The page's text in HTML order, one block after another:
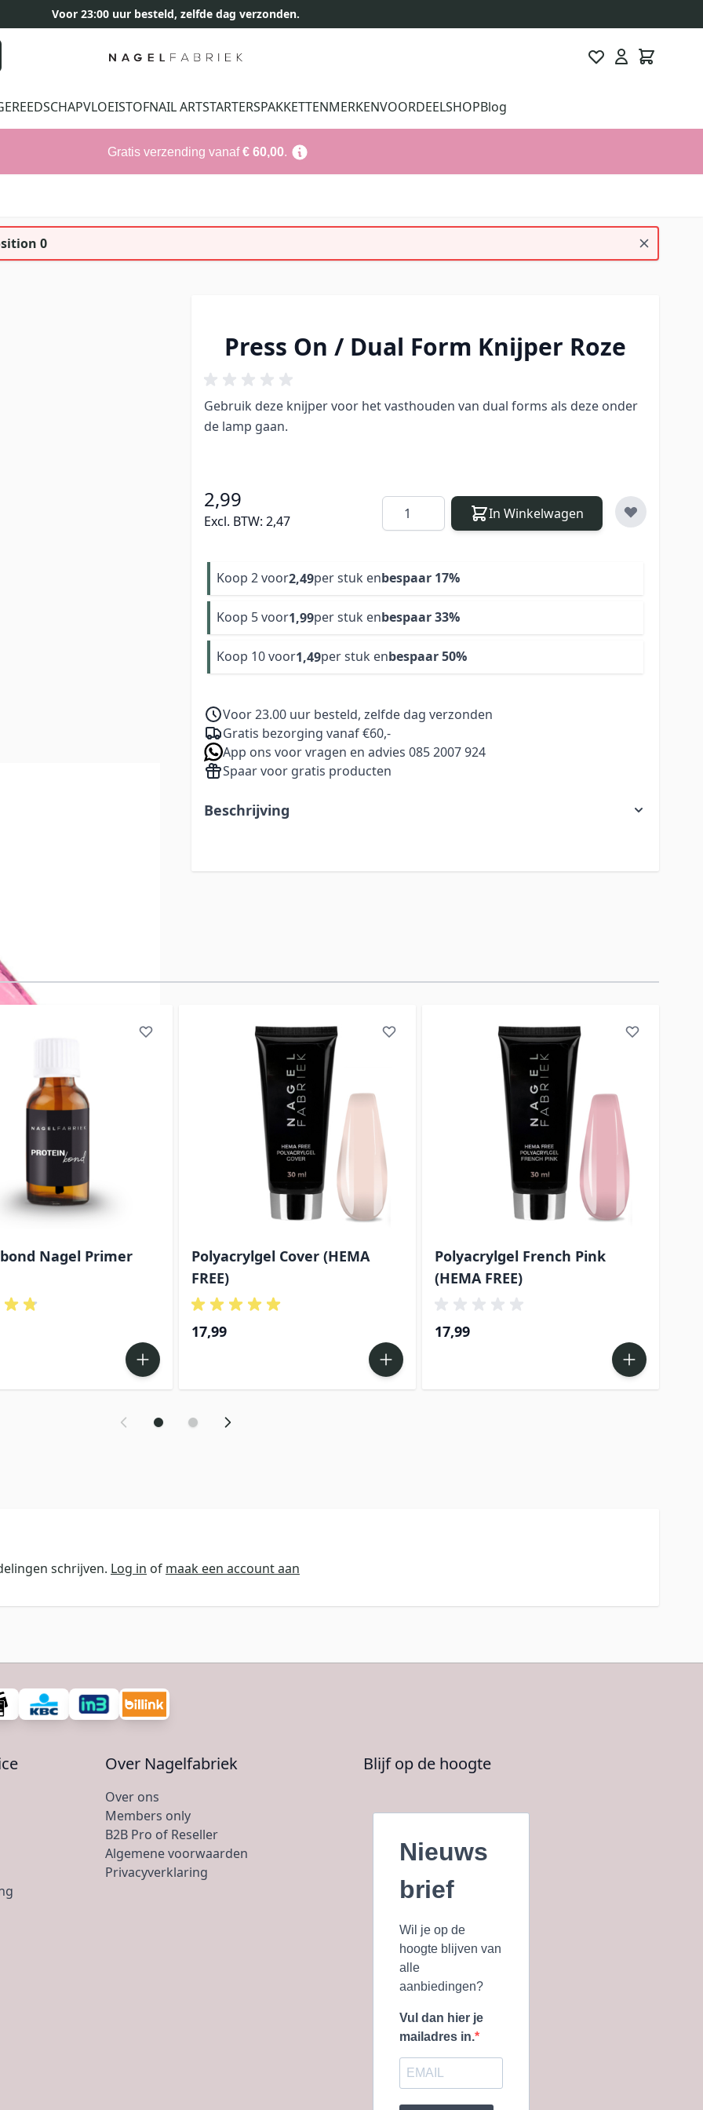
Voor 23:00 uur besteld, zelfde dag verzonden.
VLOEISTOFNAIL ARTSTARTERSPAKKETTENMERKENVOORDEELSHOPBlog
Gratis verzending vanaf€ 60,00.
0
Press On / Dual Form Knijper Roze
Gebruik deze knijper voor het vasthouden van dual forms als deze onder
de lamp gaan.
2,99
Excl. BTW: 2,47
Aantal In Winkelwagen
Koop 2 voor2,49per stuk enbespaar 17%
Koop 5 voor1,99per stuk enbespaar33%
Koop 10 voor1,49per stuk enbespaar50%
Voor 23.00 uur besteld, zelfde dag verzonden
Gratis bezorging vanaf €60,-
App ons voor vragen en advies 085 2007 924
Spaar voor gratis producten
Beschrijving
met de tabtoets. U kunt de carrousel overslaan of direct naar de carrouselnavigatie gaan met de overslaan
Nagel Primer
Polyacrylgel Cover (HEMA
FREE)
17,99
Polyacrylgel French Pink
(HEMA FREE)
17,99
schrijven. Log in of maak een account aan
Over Nagelfabriek
Over ons
Members only
B2B Pro of Reseller
Algemene voorwaarden
Privacyverklaring
Blijf op de hoogte
Nieuws
brief
Wil je op de
hoogte blijven van
alle
aanbiedingen?
Vul dan hier je
mailadres in.